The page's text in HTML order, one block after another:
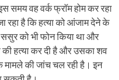
समय वह वर्क फ्रॉम होम कर रहा
रहा है कि हत्या को आंजाम देने के
को भी फोन किया था और
की हत्या कर दी है और उसका शव
मामले की जांच चल रही है। इन